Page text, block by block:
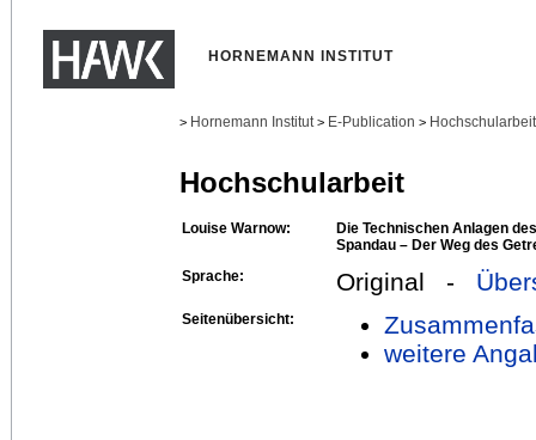
HORNEMANN INSTITUT
> Hornemann Institut > E-Publication >
Hochschularbeit
Louise Warnow:
Die Technischen Anlagen
Spandau – Der Weg des
Sprache:
Original -
Seitenübersicht:
weitere